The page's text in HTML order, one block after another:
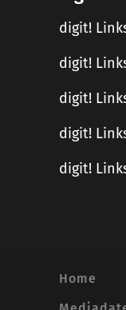
digit!
digit!
digit!
digit!
digit!
Home